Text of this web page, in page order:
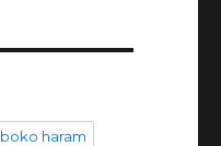
boko haram